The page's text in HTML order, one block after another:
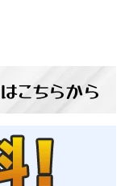
はこちらから